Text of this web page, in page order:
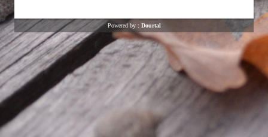
Powered by : Dourtal